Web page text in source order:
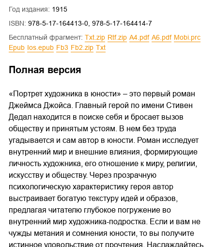
Год издания: 1915
ISBN: 978-5-17-164413-0, 978-5-17-164414-7
Бесплатный фрагмент:
txt.zip rtf.zip a4.pdf a6.pdf
mobi.prc
epub ios.epub fb3 fb2.zip txt
Полная версия
«Портрет художника в юности» – это первый роман
Джеймса Джойса. Главный герой по имени Стивен
Дедал находится в поиске себя и бросает вызов
обществу и принятым устоям. В нем без труда
угадывается и сам автор в юности. Роман исследует
внутренний мир и внешние влияния, формирующие
личность художника, его отношение к миру, религии,
искусству и обществу. Через прозрачную
психологическую характеристику героя автор
выстраивает богатую текстуру идей и образов,
предлагая читателю глубокое погружение во
внутренний мир художника-подростка. Если и вам не
чужды метания и сомнения юности, то вы получите
истинное удовольствие от прочтения. Наслаждайтесь